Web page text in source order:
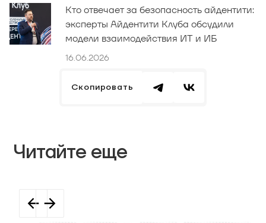
Кто отвечает за безопасность айдентити:
эксперты Айдентити Клуба обсудили
модели взаимодействия ИТ и ИБ
16.06.2026
Скопировать
Читайте еще